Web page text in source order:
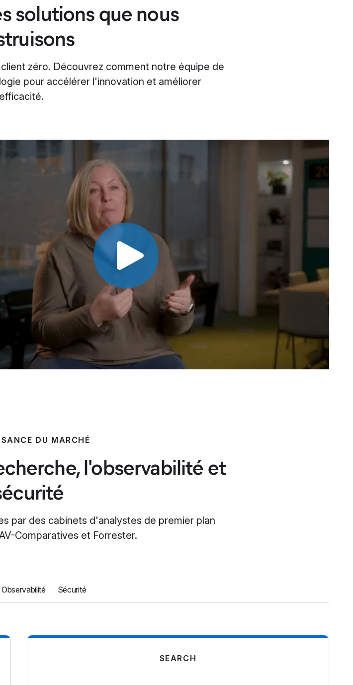
solutions que nous
zéro. Découvrez comment notre équipe de
pour accélérer l'innovation et améliorer
DU MARCHÉ
l'observabilité et
par des cabinets d'analystes de premier plan
Comparatives et Forrester.
Observabilité Sécurité
SEARCH